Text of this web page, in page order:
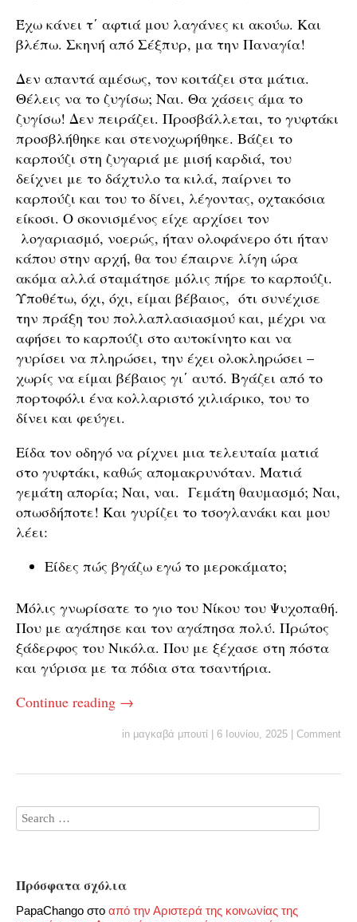
Έχω κάνει τ΄ αφτιά μου λαγάνες κι ακούω. Και
βλέπω. Σκηνή από Σέξπυρ, μα την Παναγία!
Δεν απαντά αμέσως, τον κοιτάζει στα μάτια.
Θέλεις να το ζυγίσω; Ναι. Θα χάσεις άμα το
ζυγίσω! Δεν πειράζει. Προσβάλλεται, το γυφτάκι
προσβλήθηκε και στενοχωρήθηκε. Βάζει το
καρπούζι στη ζυγαριά με μισή καρδιά, του
δείχνει με το δάχτυλο τα κιλά, παίρνει το
καρπούζι και του το δίνει, λέγοντας, οχτακόσια
είκοσι. Ο σκονισμένος είχε αρχίσει τον
λογαριασμό, νοερώς, ήταν ολοφάνερο ότι ήταν
κάπου στην αρχή, θα του έπαιρνε λίγη ώρα
ακόμα αλλά σταμάτησε μόλις πήρε το καρπούζι.
Υποθέτω, όχι, όχι, είμαι βέβαιος, ότι συνέχισε
την πράξη του πολλαπλασιασμού και, μέχρι να
αφήσει το καρπούζι στο αυτοκίνητο και να
γυρίσει να πληρώσει, την έχει ολοκληρώσει –
χωρίς να είμαι βέβαιος γι΄ αυτό. Βγάζει από το
πορτοφόλι ένα κολλαριστό χιλιάρικο, του το
δίνει και φεύγει.
Είδα τον οδηγό να ρίχνει μια τελευταία ματιά
στο γυφτάκι, καθώς απομακρυνόταν. Ματιά
γεμάτη απορία; Ναι, ναι. Γεμάτη θαυμασμό; Ναι,
οπωσδήποτε! Και γυρίζει το τσογλανάκι και μου
λέει:
Είδες πώς βγάζω εγώ το μεροκάματο;
Μόλις γνωρίσατε το γιο του Νίκου του Ψυχοπαθή.
Που με αγάπησε και τον αγάπησα πολύ. Πρώτος
ξάδερφος του Νικόλα. Που με ξέχασε στη πόστα
και γύρισα με τα πόδια στα τσαντήρια.
Continue reading →
in μαγκαβά μπουτί 6 Ιουνίου, 2025 Comment
Πρόσφατα σχόλια
PapaChango στο από την Αριστερά της κοινωνίας της